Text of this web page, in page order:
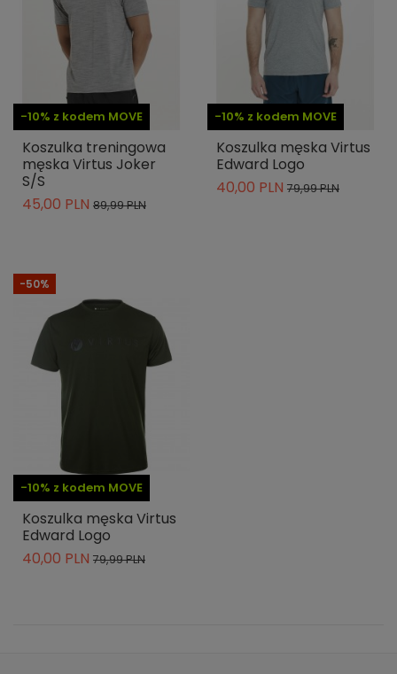
-10% z kodem MOVE
Koszulka treningowa
męska Virtus Joker
S/S
45,00 PLN 89,99 PLN
-10% z kodem MOVE
Koszulka męska Virtus
Edward Logo
40,00 PLN 79,99 PLN
-10% z kodem MOVE
-50%
Koszulka męska Virtus
Edward Logo
40,00 PLN 79,99 PLN